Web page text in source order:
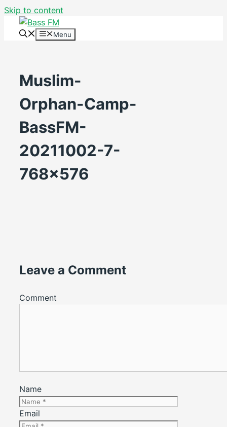
Skip to content
Menu
Muslim-
Orphan-Camp-
BassFM-
20211002-7-
768×576
Leave a Comment
Comment
Name
Email